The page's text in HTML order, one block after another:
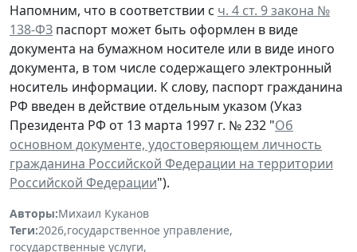
Напомним, что в соответствии с ч. 4 ст. 9 закона №
138-ФЗ паспорт может быть оформлен в виде
документа на бумажном носителе или в виде иного
документа, в том числе содержащего электронный
носитель информации. К слову, паспорт гражданина
РФ введен в действие отдельным указом (Указ
Президента РФ от 13 марта 1997 г. № 232 "Об
основном документе, удостоверяющем личность
гражданина Российской Федерации на территории
Российской Федерации").
Авторы:Михаил Куканов
Теги:2026,государственное управление,
государственные услуги,